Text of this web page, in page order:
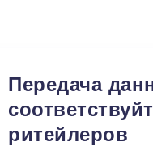
Передача
ритейлеров